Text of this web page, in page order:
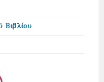
Βιβλίου